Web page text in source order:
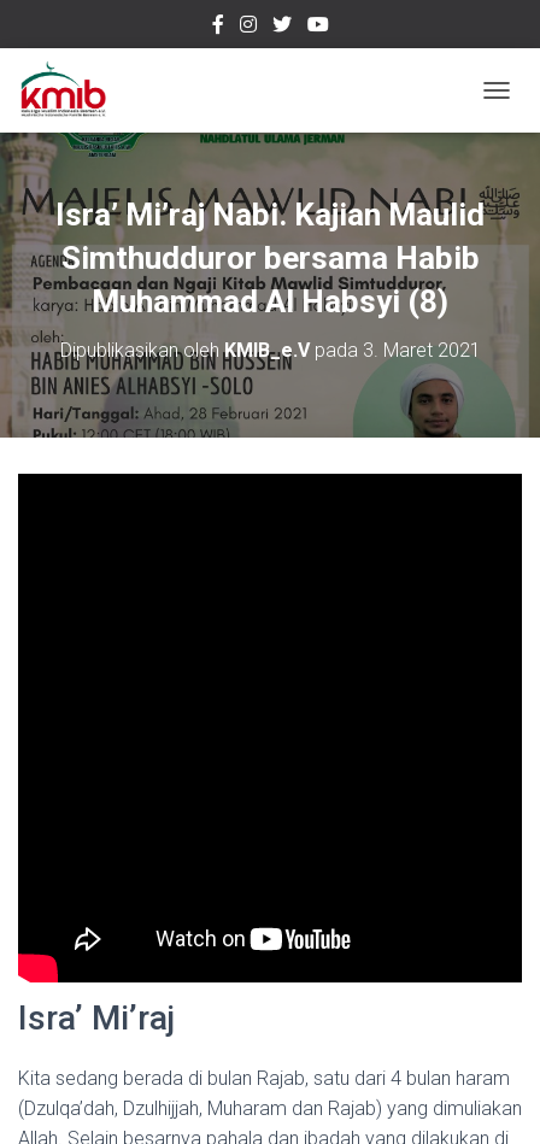
O
L
E
N
S
Isra’ Mi’raj Nabi. Kajian Maulid
Simthudduror bersama Habib
Muhammad Al Habsyi (8)
Dipublikasikan olehKMIB_e.Vpada 3. Maret 2021
Isra’ Mi’raj
Kita sedang berada di bulan Rajab, satu dari 4 bulan haram
(Dzulqa’dah, Dzulhijjah, Muharam dan Rajab) yang dimuliakan
Allah. Selain besarnya pahala dan ibadah yang dilakukan di